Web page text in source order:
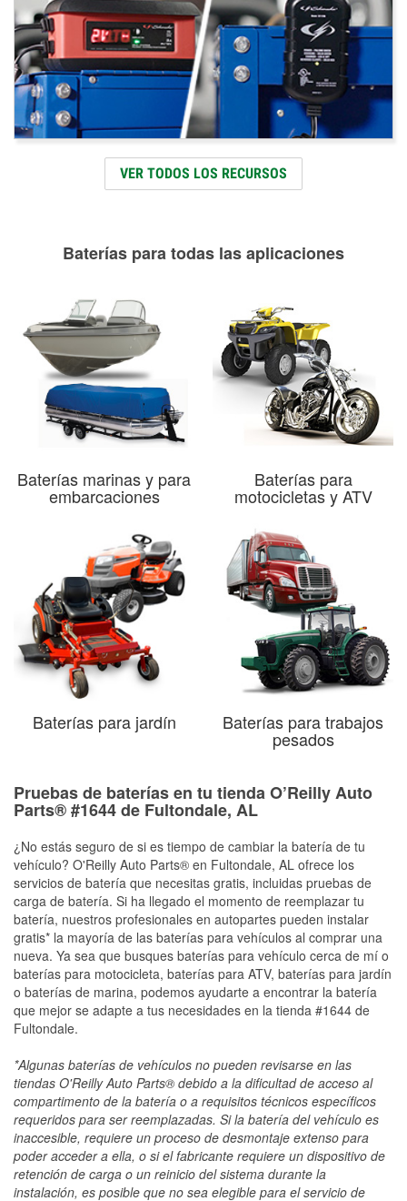
VER TODOS LOS RECURSOS
Baterías para todas las aplicaciones
Baterías marinas y para
embarcaciones
Baterías para
motocicletas y ATV
Baterías para jardín Baterías para trabajos
pesados
Pruebas de baterías en tu tienda O’Reilly Auto
Parts® #1644 de Fultondale, AL
¿No estás seguro de si es tiempo de cambiar la batería de tu
vehículo? O'Reilly Auto Parts® en Fultondale, AL ofrece los
servicios de batería que necesitas gratis, incluidas pruebas de
carga de batería. Si ha llegado el momento de reemplazar tu
batería, nuestros profesionales en autopartes pueden instalar
gratis* la mayoría de las baterías para vehículos al comprar una
nueva. Ya sea que busques baterías para vehículo cerca de mí o
baterías para motocicleta, baterías para ATV, baterías para jardín
o baterías de marina, podemos ayudarte a encontrar la batería
que mejor se adapte a tus necesidades en la tienda #1644 de
Fultondale.
*Algunas baterías de vehículos no pueden revisarse en las
tiendas O'Reilly Auto Parts® debido a la dificultad de acceso al
compartimento de la batería o a requisitos técnicos específicos
requeridos para ser reemplazadas. Si la batería del vehículo es
inaccesible, requiere un proceso de desmontaje extenso para
poder acceder a ella, o si el fabricante requiere un dispositivo de
retención de carga o un reinicio del sistema durante la
instalación, es posible que no sea elegible para el servicio de